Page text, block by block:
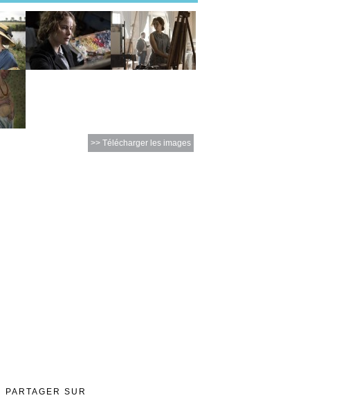
>> Télécharger les images
PARTAGER SUR